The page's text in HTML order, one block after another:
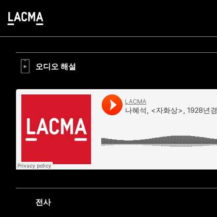
오디오 해설
전사